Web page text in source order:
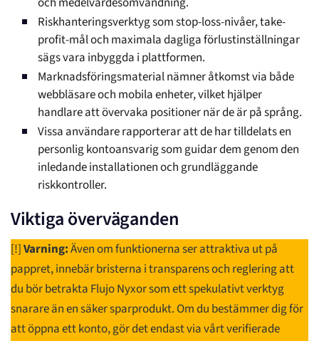
Riskhanteringsverktyg som stop-loss-nivåer, take-
profit-mål och maximala dagliga förlustinställningar
sägs vara inbyggda i plattformen.
Marknadsföringsmaterial nämner åtkomst via både
webbläsare och mobila enheter, vilket hjälper
handlare att övervaka positioner när de är på språng.
Vissa användare rapporterar att de har tilldelats en
personlig kontoansvarig som guidar dem genom den
inledande installationen och grundläggande
riskkontroller.
Viktiga överväganden
[!]Varning:Även om funktionerna ser attraktiva ut på
pappret, innebär bristerna i transparens och reglering att
du bör betrakta Flujo Nyxor som ett spekulativt verktyg
snarare än en säker sparprodukt. Om du bestämmer dig för
att öppna ett konto, gör det endast via vårt verifierade